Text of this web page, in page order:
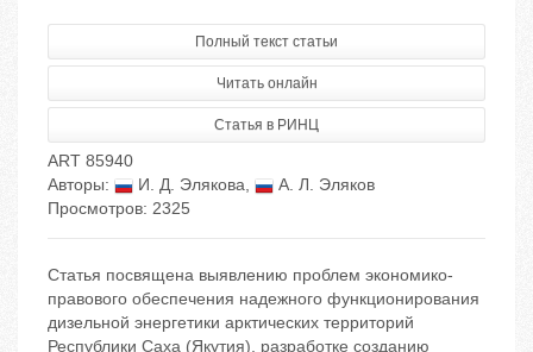
Полный текст статьи
Читать онлайн
Статья в РИНЦ
ART 85940
Авторы:
И. Д. Элякова,
А. Л. Эляков
Просмотров: 2325
Статья посвящена выявлению проблем экономико-
правового обеспечения надежного функционирования
дизельной энергетики арктических территорий
Республики Саха (Якутия), разработке созданию